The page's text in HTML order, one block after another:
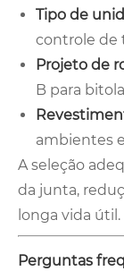
Tipo de
controle de
Projeto de
B para
ambientes
A seleção
da junta,
longa vida útil.
Perguntas